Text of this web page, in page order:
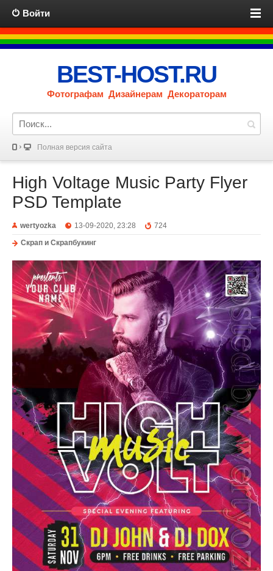
Войти
BEST-HOST.RU
Фотографам Дизайнерам Декораторам
Полная версия сайта
High Voltage Music Party Flyer
PSD Template
wertyozka 13-09-2020, 23:28
724
Скрап и Скрапбукинг